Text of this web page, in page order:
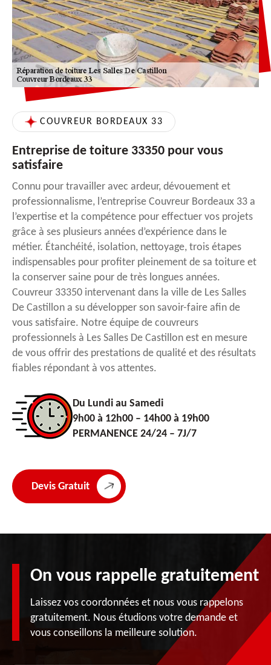
COUVREUR BORDEAUX 33
Entreprise de toiture 33350 pour vous
satisfaire
Connu pour travailler avec ardeur, dévouement et
professionnalisme, l’entreprise Couvreur Bordeaux 33 a
l’expertise et la compétence pour effectuer vos projets
grâce à ses plusieurs années d’expérience dans le
métier. Étanchéité, isolation, nettoyage, trois étapes
indispensables pour profiter pleinement de sa toiture et
la conserver saine pour de très longues années.
Couvreur 33350 intervenant dans la ville de Les Salles
De Castillon a su développer son savoir-faire afin de
vous satisfaire. Notre équipe de couvreurs
professionnels à Les Salles De Castillon est en mesure
de vous offrir des prestations de qualité et des résultats
fiables répondant à vos attentes.
Du Lundi au Samedi
9h00 à 12h00 – 14h00 à 19h00
PERMANENCE 24/24 – 7J/7
Devis Gratuit
On vous rappelle gratuitement
Laissez vos coordonnées et nous vous rappelons
gratuitement. Nous étudions votre demande et
vous conseillons la meilleure solution.